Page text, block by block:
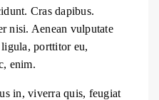
Cras dapibus.
nisi. Aenean vulputate
porttitor eu,
enim.
in, viverra quis, feugiat